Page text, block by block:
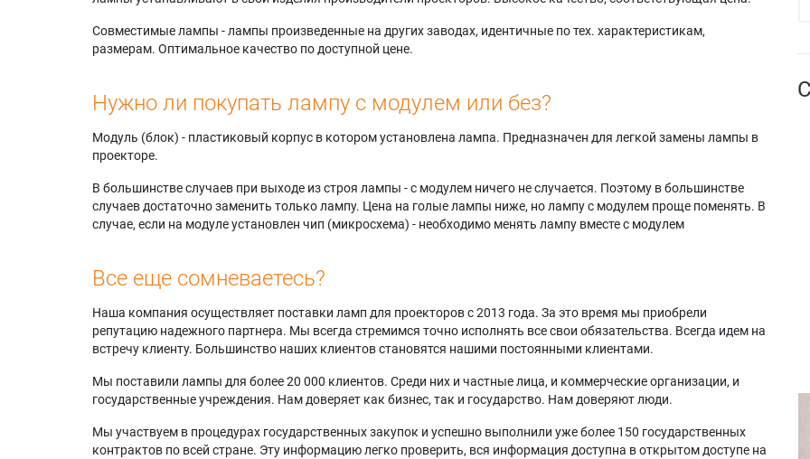
Совместимые лампы - лампы произведенные на других заводах, идентичные по тех. характеристикам,
размерам. Оптимальное качество по доступной цене.
Нужно ли покупать лампу с модулем или без?
Модуль (блок) - пластиковый корпус в котором установлена лампа. Предназначен для легкой замены лампы в
проекторе.
В большинстве случаев при выходе из строя лампы - с модулем ничего не случается. Поэтому в большинстве
случаев достаточно заменить только лампу. Цена на голые лампы ниже, но лампу с модулем проще поменять. В
случае, если на модуле установлен чип (микросхема) - необходимо менять лампу вместе с модулем
Все еще сомневаетесь?
Наша компания осуществляет поставки ламп для проекторов с 2013 года. За это время мы приобрели
репутацию надежного партнера. Мы всегда стремимся точно исполнять все свои обязательства. Всегда идем на
встречу клиенту. Большинство наших клиентов становятся нашими постоянными клиентами.
Мы поставили лампы для более 20 000 клиентов. Среди них и частные лица, и коммерческие организации, и
государственные учреждения. Нам доверяет как бизнес, так и государство. Нам доверяют люди.
Мы участвуем в процедурах государственных закупок и успешно выполнили уже более 150 государственных
контрактов по всей стране. Эту информацию легко проверить, вся информация доступна в открытом доступе на